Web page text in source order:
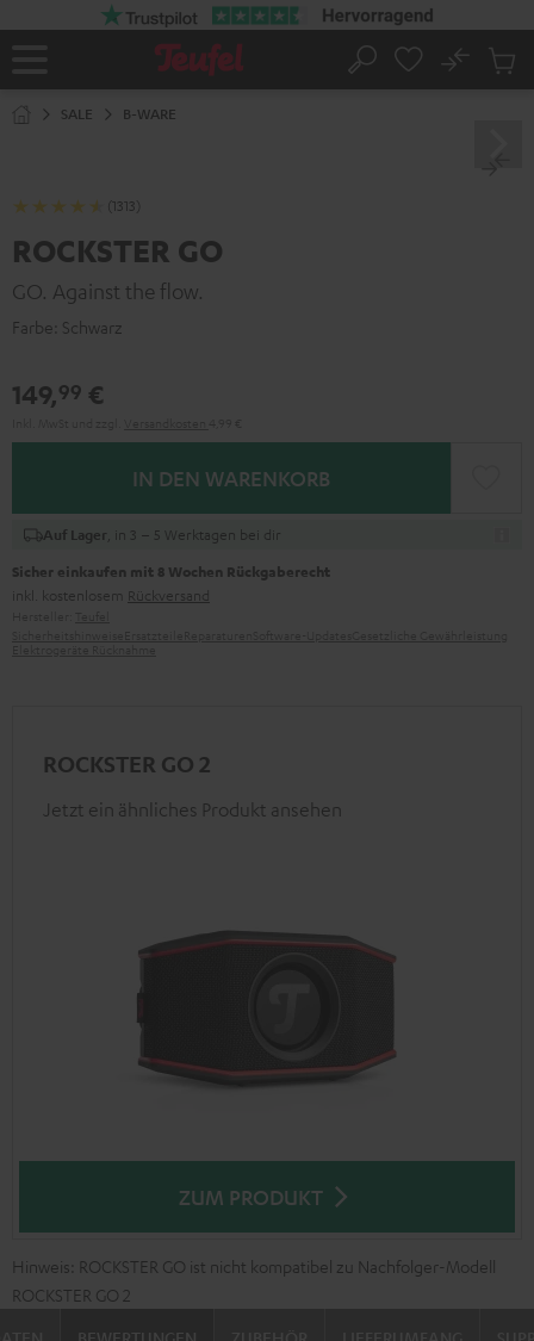
Startseite
Suche
No
SALE B-WARE
(1313)
ROCKSTER GO
GO. Against the flow.
Farbe: Schwarz
149,99 €
IN DEN WARENKORB
Auf Lager , in 3 – 5 Werktagen bei dir
Sicher einkaufen mit 8 Wochen Rückgaberecht
inkl. kostenlosem Rückversand
ROCKSTER GO 2
Jetzt ein ähnliches Produkt ansehen
ZUM PRODUKT
Hinweis: ROCKSTER GO ist nicht kompatibel zu Nachfolger-Modell
ROCKSTER GO 2